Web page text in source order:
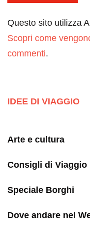
Questo sito utilizza
Scopri come
commenti.
IDEE DI VIAGGIO
Arte e cultura
Consigli di Viaggio
Speciale Borghi
Dove andare nel